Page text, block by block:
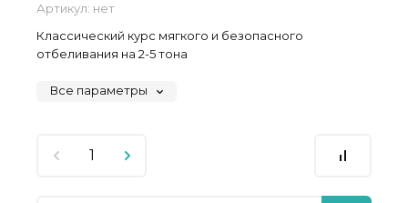
Артикул: нет
Классический курс мягкого и безопасного
отбеливания на 2-5 тона
Все параметры